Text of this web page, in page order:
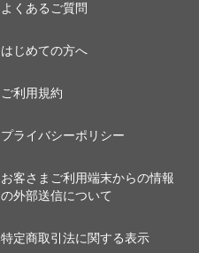
よくあるご質問
はじめての方へ
ご利用規約
プライバシーポリシー
お客さまご利用端末からの情報
の外部送信について
特定商取引法に関する表示